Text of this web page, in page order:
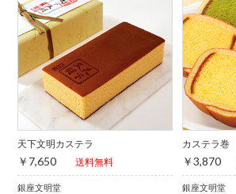
天下文明カステラ
￥7,650 送料無料
銀座文明堂
カステラ巻
￥3,870
銀座文明堂